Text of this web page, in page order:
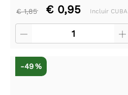
€ 1,85 € 0,95 Incluir CUBA
-49 %